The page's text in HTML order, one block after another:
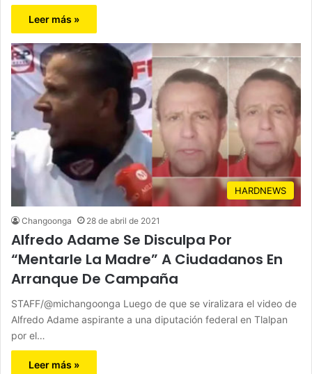
Leer más »
HARDNEWS
Changoonga 28 de abril de 2021
Alfredo Adame Se Disculpa Por
“Mentarle La Madre” A Ciudadanos En
Arranque De Campaña
STAFF/@michangoonga Luego de que se viralizara el video de
Alfredo Adame aspirante a una diputación federal en Tlalpan
por el…
Leer más »